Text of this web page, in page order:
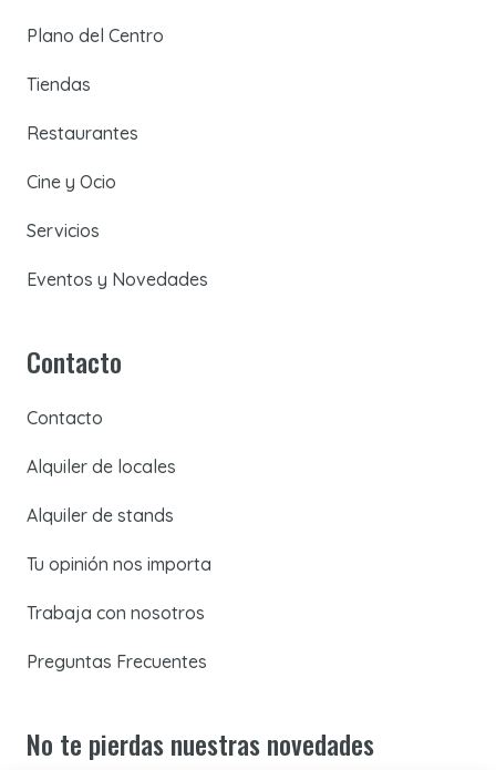
Plano del Centro
Tiendas
Restaurantes
Cine y Ocio
Servicios
Eventos y Novedades
Contacto
Contacto
Alquiler de locales
Alquiler de stands
Tu opinión nos importa
Trabaja con nosotros
Preguntas Frecuentes
No te pierdas nuestras novedades